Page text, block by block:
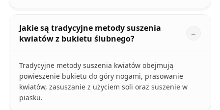
Jakie są tradycyjne metody suszenia
kwiatów z bukietu ślubnego?
Tradycyjne metody suszenia kwiatów obejmują
powieszenie bukietu do góry nogami, prasowanie
kwiatów, zasuszanie z użyciem soli oraz suszenie w
piasku.